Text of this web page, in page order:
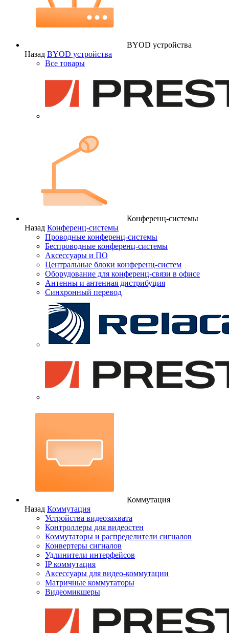
BYOD устройства
Назад BYOD устройства
Все товары
Конференц-системы
Назад Конференц-системы
Проводные конференц-системы
Беспроводные конференц-системы
Аксессуары и ПО
Центральные блоки конференц-систем
Оборудование для конференц-связи в офисе
Антенны и антенная дистрибуция
Синхронный перевод
Коммутация
Назад Коммутация
Устройства видеозахвата
Контроллеры для видеостен
Коммутаторы и распределители сигналов
Конвертеры сигналов
Удлинители интерфейсов
IP коммутация
Аксессуары для видео-коммутации
Матричные коммутаторы
Видеомикшеры